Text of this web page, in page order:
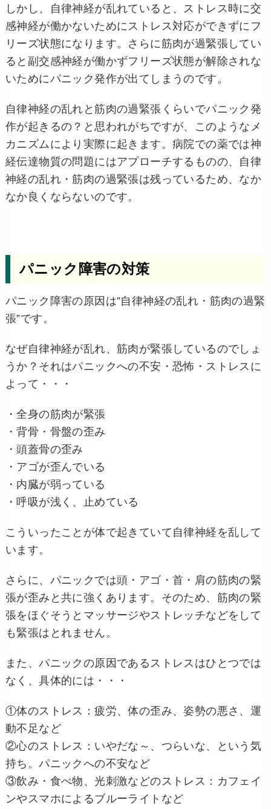
しかし、自律神経が乱れていると、ストレス時に交
感神経が働かないためにストレス対応ができずにフ
リーズ状態になります。さらに筋肉が過緊張してい
ると副交感神経が働かずフリーズ状態が解除されな
いためにパニック発作が出てしまうのです。
自律神経の乱れと筋肉の過緊張くらいでパニック発
作が起きるの？と思われがちですが、このようなメ
カニズムにより実際に起きます。病院での薬では神
経伝達物質の問題にはアプローチするものの、自律
神経の乱れ・筋肉の過緊張は残っているため、なか
なか良くならないのです。
パニック障害の対策
パニック障害の原因は”自律神経の乱れ・筋肉の過緊
張”です。
なぜ自律神経が乱れ、筋肉が緊張しているのでしょ
うか？それはパニックへの不安・恐怖・ストレスに
よって・・・
・全身の筋肉が緊張
・背骨・骨盤の歪み
・頭蓋骨の歪み
・アゴが歪んでいる
・内臓が弱っている
・呼吸が浅く、止めている
こういったことが体で起きていて自律神経を乱して
います。
さらに、パニックでは頭・アゴ・首・肩の筋肉の緊
張が歪みと共に強くあります。そのため、筋肉の緊
張をほぐそうとマッサージやストレッチなどをして
も緊張はとれません。
また、パニックの原因であるストレスはひとつでは
なく、具体的には・・・
①体のストレス：疲労、体の歪み、姿勢の悪さ、運
動不足など
②心のストレス：いやだな～、つらいな、という気
持ち。パニックへの不安など
③飲み・食べ物、光刺激などのストレス：カフェイ
ンやスマホによるブルーライトなど